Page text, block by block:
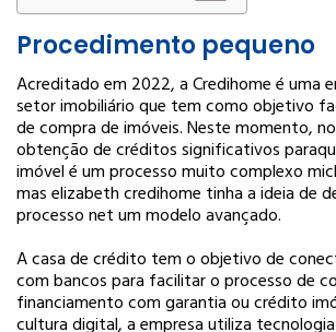
Procedimento pequeno
Acreditado em 2022, a Credihome é uma
setor imobiliário que tem como objetivo
de compra de imóveis. Neste momento,
obtenção de créditos significativos
imóvel é um processo muito complexo
mas elizabeth credihome tinha a ideia de
processo net um modelo avançado.
A casa de crédito tem o objetivo de
com bancos para facilitar o processo de
financiamento com garantia ou crédito